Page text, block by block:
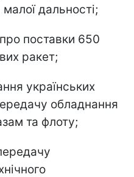
дальності;
поставки 650
ракет;
українських
обладнання
та флоту;